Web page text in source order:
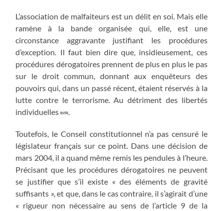
L’association de malfaiteurs est un délit en soi. Mais elle
ramène à la bande organisée qui, elle, est une
circonstance aggravante justifiant les procédures
d’exception. Il faut bien dire que, insidieusement, ces
procédures dérogatoires prennent de plus en plus le pas
sur le droit commun, donnant aux enquêteurs des
pouvoirs qui, dans un passé récent, étaient réservés à la
lutte contre le terrorisme. Au détriment des libertés
individuelles
.
Toutefois, le Conseil constitutionnel n’a pas censuré le
législateur français sur ce point. Dans une décision de
mars 2004, il a quand même remis les pendules à l’heure.
Précisant que les procédures dérogatoires ne peuvent
se justifier que s’il existe « des éléments de gravité
suffisants », et que, dans le cas contraire, il s’agirait d’une
« rigueur non nécessaire au sens de l’article 9 de la